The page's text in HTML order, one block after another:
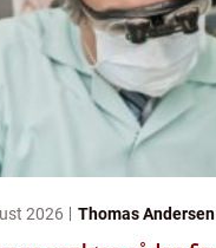
2026 Thomas Andersen